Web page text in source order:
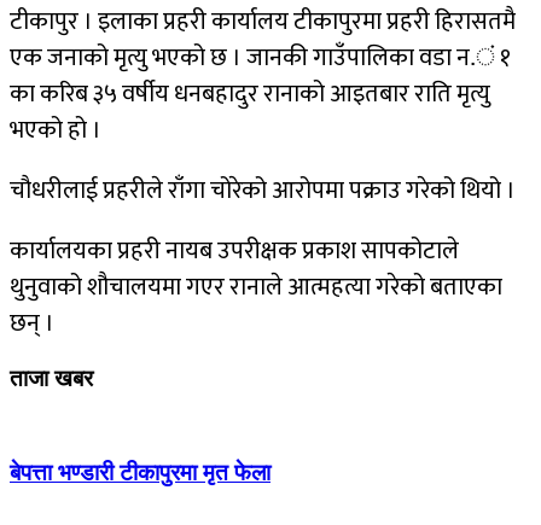
टीकापुर । इलाका प्रहरी कार्यालय टीकापुरमा प्रहरी हिरासतमै
एक जनाको मृत्यु भएको छ । जानकी गाउँपालिका वडा न.ं १
का करिब ३५ वर्षीय धनबहादुर रानाको आइतबार राति मृत्यु
भएको हो ।
चौधरीलाई प्रहरीले राँगा चोरेको आरोपमा पक्राउ गरेको थियो ।
कार्यालयका प्रहरी नायब उपरीक्षक प्रकाश सापकोटाले
थुनुवाको शौचालयमा गएर रानाले आत्महत्या गरेको बताएका
छन् ।
ताजा खबर
बेपत्ता भण्डारी टीकापुरमा मृत फेला